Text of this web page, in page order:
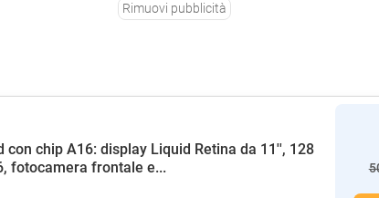
Rimuovi pubblicità
con chip A16: display Liquid Retina da 11'', 128
fotocamera frontale e...